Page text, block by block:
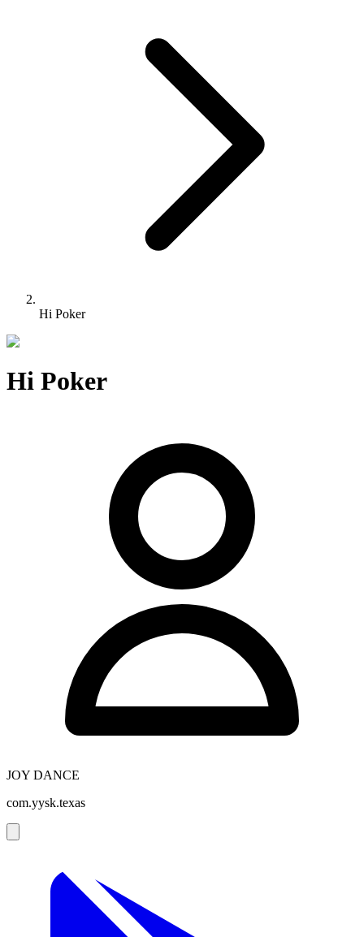
Hi Poker
Hi Poker
JOY DANCE
com.yysk.texas